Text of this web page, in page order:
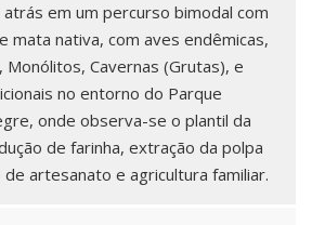
em um percurso bimodal com
mata nativa, com aves endêmicas,
Cavernas (Grutas), e
no entorno do Parque
onde observa-se o plantil da
de farinha, extração da polpa
artesanato e agricultura familiar.